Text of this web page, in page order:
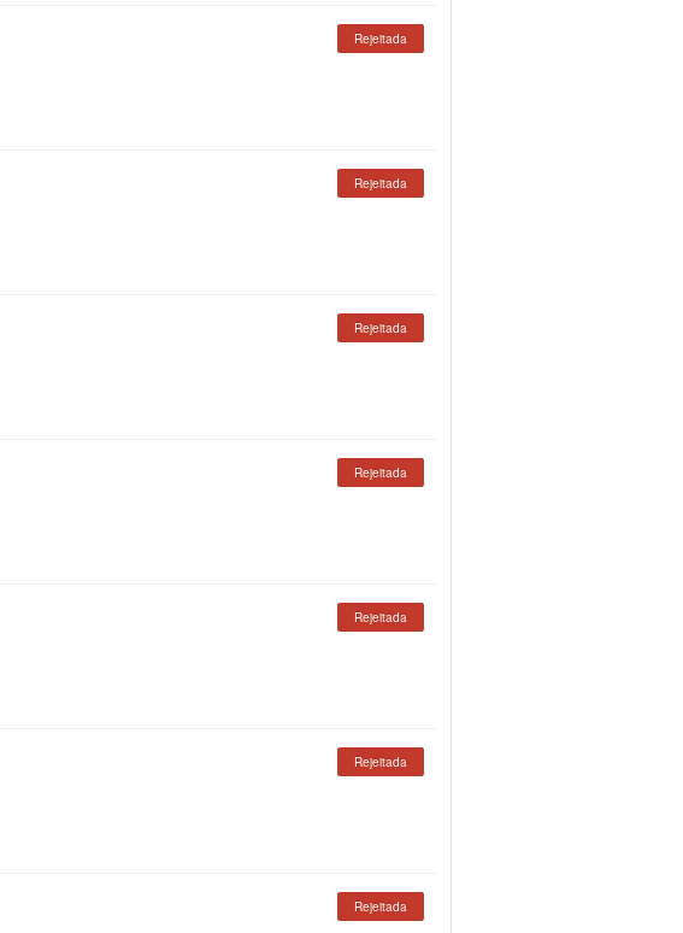
Rejeitada
Rejeitada
Rejeitada
Rejeitada
Rejeitada
Rejeitada
Rejeitada